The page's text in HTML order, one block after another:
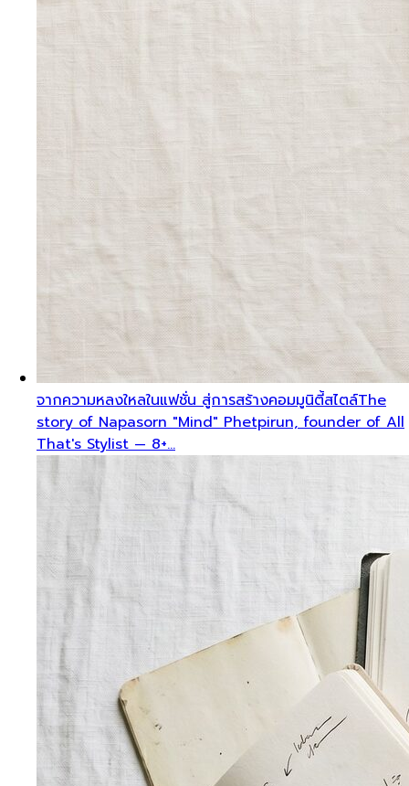
จากความหลงใหลในแฟชั่น สู่การสร้างคอมมูนิตี้สไตล์The
story of Napasorn "Mind" Phetpirun, founder of All
That's Stylist — 8+…